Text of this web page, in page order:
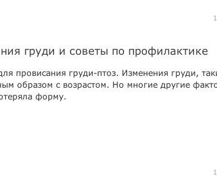
груди и советы по профилактике
провисания груди-птоз. Изменения груди,
образом с возрастом. Но многие другие
форму.